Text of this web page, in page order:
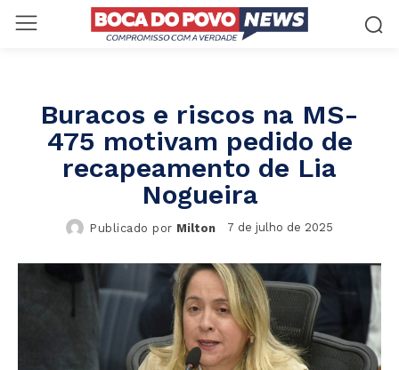
Buracos e riscos na MS-
475 motivam pedido de
recapeamento de Lia
Nogueira
Publicado por Milton 7 de julho de 2025